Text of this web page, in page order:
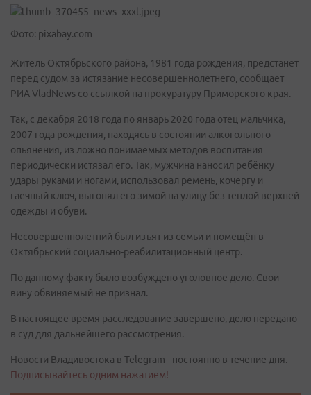
Фото: pixabay.com
Житель Октябрьского района, 1981 года рождения, предстанет
перед судом за истязание несовершеннолетнего, сообщает
РИА VladNews со ссылкой на прокуратуру Приморского края.
Так, с декабря 2018 года по январь 2020 года отец мальчика,
2007 года рождения, находясь в состоянии алкогольного
опьянения, из ложно понимаемых методов воспитания
периодически истязал его. Так, мужчина наносил ребёнку
удары руками и ногами, использовал ремень, кочергу и
гаечный ключ, выгонял его зимой на улицу без теплой верхней
одежды и обуви.
Несовершеннолетний был изъят из семьи и помещён в
Октябрьский социально-реабилитационный центр.
По данному факту было возбуждено уголовное дело. Свои
вину обвиняемый не признал.
В настоящее время расследование завершено, дело передано
в суд для дальнейшего рассмотрения.
Новости Владивостока в Telegram - постоянно в течение дня.
Подписывайтесь одним нажатием!